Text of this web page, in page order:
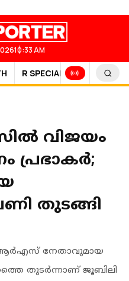
10:33 AM
R SPECIAL SPORTS
വിജയം
പ്രഭാകർ;
പണി തുടങ്ങി
നേതാവുമായ
തുടര്‍ന്നാണ് ജൂബിലി